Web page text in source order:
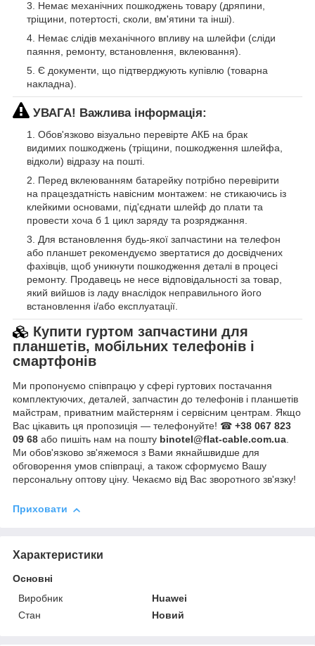
Немає механічних пошкоджень товару (дряпини,
тріщини, потертості, сколи, вм'ятини та інші).
Немає слідів механічного впливу на шлейфи (сліди
паяння, ремонту, встановлення, вклеювання).
Є документи, що підтверджують купівлю (товарна
накладна).
УВАГА! Важлива інформація:
Обов'язково візуально перевірте АКБ на брак
видимих пошкоджень (тріщини, пошкодження шлейфа,
відколи) відразу на пошті.
Перед вклеюванням батарейку потрібно перевірити
на працездатність навісним монтажем: не стикаючись із
клейкими основами, під'єднати шлейф до плати та
провести хоча б 1 цикл заряду та розряджання.
Для встановлення будь-якої запчастини на телефон
або планшет рекомендуємо звертатися до досвідчених
фахівців, щоб уникнути пошкодження деталі в процесі
ремонту. Продавець не несе відповідальності за товар,
який вийшов із ладу внаслідок неправильного його
встановлення і/або експлуатації.
Купити гуртом запчастини для
планшетів, мобільних телефонів і
смартфонів
Ми пропонуємо співпрацю у сфері гуртових постачання
комплектуючих, деталей, запчастин до телефонів і планшетів
майстрам, приватним майстерням і сервісним центрам. Якщо
Вас цікавить ця пропозиція — телефонуйте! ☎ +38 067 823
09 68 або пишіть нам на пошту binotel@flat-cable.com.ua.
Ми обов'язково зв'яжемося з Вами якнайшвидше для
обговорення умов співпраці, а також сформуємо Вашу
персональну оптову ціну. Чекаємо від Вас зворотного зв'язку!
Приховати
Характеристики
Основні
Виробник
Huawei
Стан
Новий